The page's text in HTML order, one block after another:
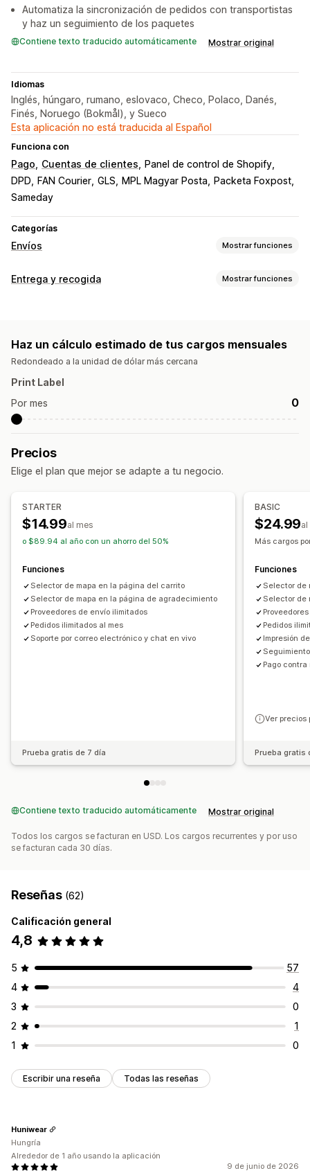
Automatiza la sincronización de pedidos con transportistas
y haz un seguimiento de los paquetes
Contiene texto traducido automáticamente Mostrar original
Idiomas
Inglés, húngaro, rumano, eslovaco, Checo, Polaco, Danés,
Finés, Noruego (Bokmål), y Sueco
Esta aplicación no está traducida al Español
Funciona con
Pago Cuentas de clientes
Panel de control de Shopify
DPD
FAN Courier GLS MPL Magyar Posta
Packeta Foxpost
Sameday
Categorías
Envíos Mostrar funciones
Etiquetas y embalaje
Múltiples idiomas Selección de empresa de transportes
Tarifas de envío
Sincronización de pedidos
Informes y estadísticas de envíos
Entrega y recogida Mostrar funciones
Mensajes personalizados
Seguimiento en tiempo real
Seguimiento de pedidos
Haz un cálculo estimado de tus cargos mensuales
Redondeado a la unidad de dólar más cercana
Print Label
Por mes
0
Precios
Elige el plan que mejor se adapte a tu negocio.
STARTER
$14.99al mes
o $89.94 al año con un ahorro del 50%
Funciones
Selector de mapa en la página del carrito
Selector de mapa en la página de agradecimiento
Proveedores de envío ilimitados
Pedidos ilimitados al mes
Soporte por correo electrónico y chat en vivo
Prueba gratis de 7 día
BASIC
$24.99
Más cargos
Funciones
Selector de
Selector de
Pedidos
Impresión
Pago contra
Ver precios
Prueba gratis
Contiene texto traducido automáticamente Mostrar original
Todos los cargos se facturan en USD. Los cargos recurrentes y por uso
se facturan cada 30 días.
Reseñas (62)
Calificación general
4,8
5
57
4
4
3
0
2
1
1
0
Escribir una reseña Todas las reseñas
9 de junio de 2026
Huniwear
Hungría
Alrededor de 1 año usando la aplicación